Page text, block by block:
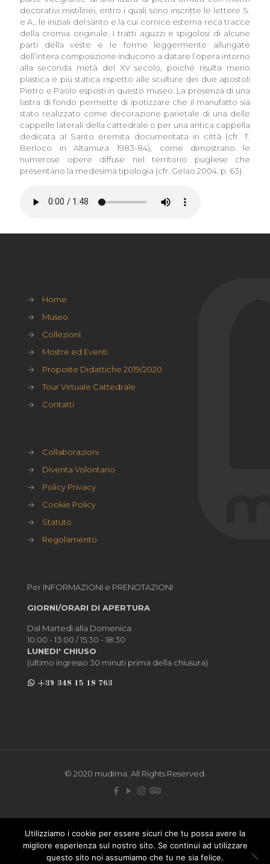
decorativi mistilinei, entro i quali sono inscritte le lettere S.
e A., le iniziali del santo e la cui cornice esterna reca tracce
della cromia originale. I tratti aguzzi e spigolosi di alcune
parti della veste e le forme leggermente allungate
dell’intera composizione inducono a datare l’opera intorno
alla seconda metà del XV secolo, poiché risulta meno
plastica e più statica rispetto alle sculture dei due apostoli
Pietro e Paolo esposti in questo museo. La presenza di una
lastra di fondo permette di ipotizzare che il manufatto sia
stato realizzato come decorazione parietale di una delle
cappelle laterali della cattedrale o per una antica cappella
dedicata al Santo eremita documentata in città (cfr. T.
Berloco in Altamura 1983-84), come dimostrano le
numerose opere diffuse nel territorio pugliese che
presentano la medesima tipologia (cfr. Gelao 2004, p. 63).
→
Home
→
Museo
→
Collezioni
→
Mostre ed Eventi
→
Proposte Didattiche 2019/2020
→
Tour Virtuale Cattedrale
→
Contatti
→
Collaborazioni
→
Diventa Volontario
→
Policy Privacy
→
Cookie Policy
→
Statuto
→
Regolamento
Per INFORMAZIONI e PRENOTAZIONI
GIORNI/ORARI DI APERTURA
Dal Martedì alla Domenica
10:00 - 13:00 / 15:30 - 18:30
LUNEDI' CHIUSO
(ultimo ingresso 30 minuti prima della chiusura)
+39 348 15 18 763
© 2020 mudima. All Rights Reserved.
Utilizziamo i cookie per essere sicuri che tu possa avere la
migliore esperienza sul nostro sito. Se continui ad utilizzare
questo sito noi assumiamo che tu ne sia felice.